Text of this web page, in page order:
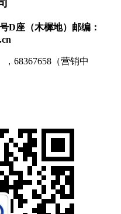
D座（木樨地） 邮编：
，68367658（营销中